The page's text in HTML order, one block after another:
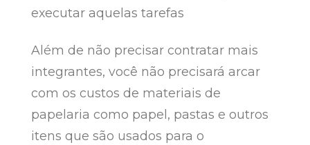
executar aquelas tarefas
Além de não precisar contratar mais
integrantes, você não precisará arcar
com os custos de materiais de
papelaria como papel, pastas e outros
itens que são usados para o